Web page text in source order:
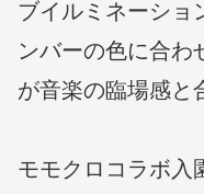
ブイルミネーショ
ンバーの色に合わ
が音楽の臨場感と
モモクロコラボ入